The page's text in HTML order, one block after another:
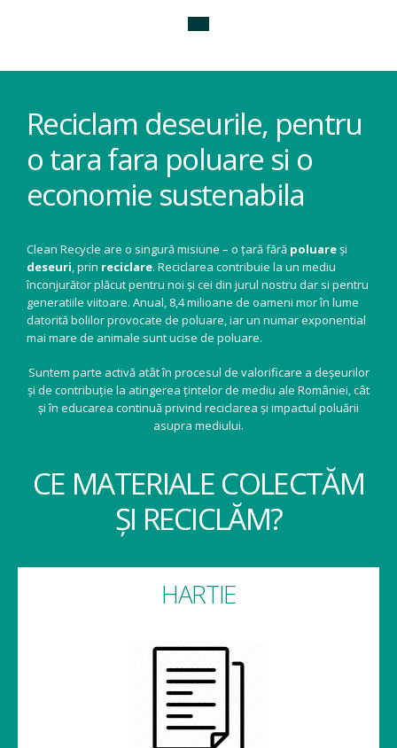
Reciclam deseurile, pentru
o tara fara poluare si o
economie sustenabila
Clean Recycle are o singură misiune – o țară fără poluareși
deseuri, prin reciclare. Reciclarea contribuie la un mediu
înconjurător plăcut pentru noi și cei din jurul nostru dar si pentru
generatiile viitoare. Anual, 8,4 milioane de oameni mor în lume
datorită bolilor provocate de poluare, iar un numar exponential
mai mare de animale sunt ucise de poluare.
Suntem parte activă atât în procesul de valorificare a deșeurilor
și de contribuție la atingerea țintelor de mediu ale României, cât
și în educarea continuă privind reciclarea și impactul poluării
asupra mediului.
CE MATERIALE COLECTĂM
ȘI RECICLĂM?
HARTIE